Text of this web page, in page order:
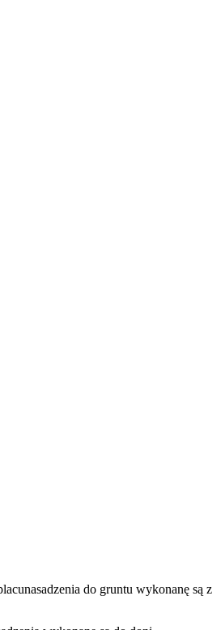
do gruntu wykonanę są z